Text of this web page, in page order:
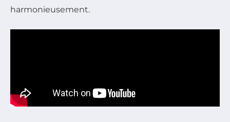
harmonieusement.